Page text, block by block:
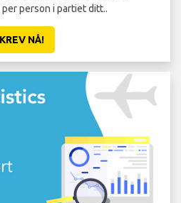
person i partiet ditt..
KREV NÅ!